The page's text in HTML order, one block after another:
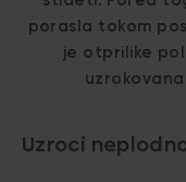
porasla tokom
je otprilike
Uzroci